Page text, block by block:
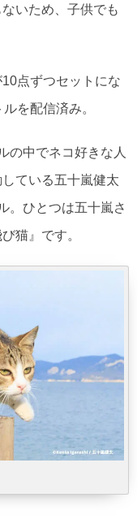
いため、子供でも
点ずつセットにな
を配信済み。
の中でネコ好きな人
ている五十嵐健太
。ひとつは五十嵐さ
猫』です。